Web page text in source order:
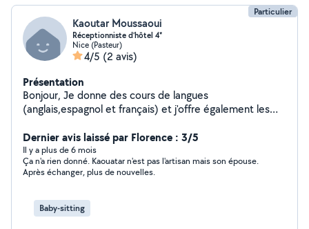
Particulier
Kaoutar Moussaoui
Réceptionniste d’hôtel 4*
Nice (Pasteur)
4/5 (2 avis)
Présentation
Bonjour, Je donne des cours de langues
(anglais,espagnol et français) et j'offre également les
mon temps libre. N'hésitez pas à me contacter en cas
de besoin, même urgents et de dernière minute :) !!!
Dernier avis laissé par Florence : 3/5
Il y a plus de 6 mois
Ça n'a rien donné. Kaouatar n'est pas l'artisan mais son épouse.
Après échanger, plus de nouvelles.
Baby-sitting